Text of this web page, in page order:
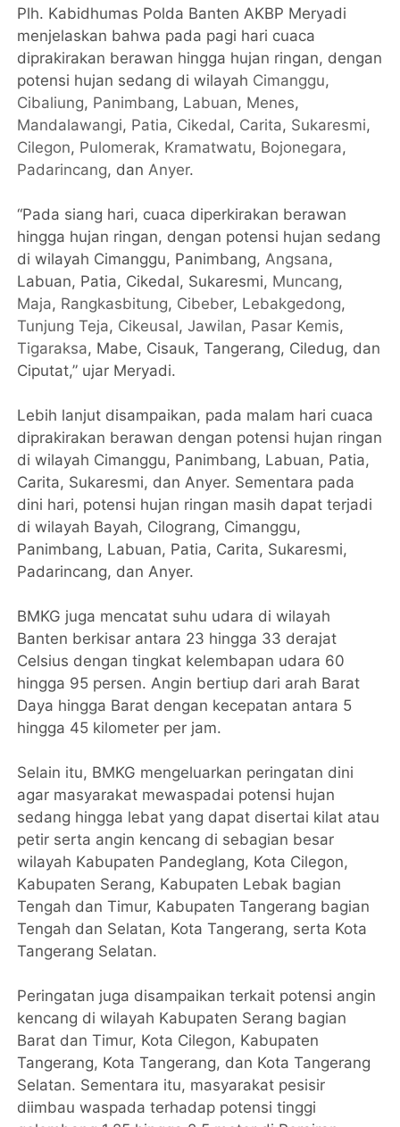
Plh. Kabidhumas Polda Banten AKBP Meryadi
menjelaskan bahwa pada pagi hari cuaca
diprakirakan berawan hingga hujan ringan, dengan
potensi hujan sedang di wilayah Cimanggu,
Cibaliung, Panimbang, Labuan, Menes,
Mandalawangi, Patia, Cikedal, Carita, Sukaresmi,
Cilegon, Pulomerak, Kramatwatu, Bojonegara,
Padarincang, dan Anyer.
“Pada siang hari, cuaca diperkirakan berawan
hingga hujan ringan, dengan potensi hujan sedang
di wilayah Cimanggu, Panimbang, Angsana,
Labuan, Patia, Cikedal, Sukaresmi, Muncang,
Maja, Rangkasbitung, Cibeber, Lebakgedong,
Tunjung Teja, Cikeusal,Jawilan, Pasar Kemis,
Tigaraksa, Mabe, Cisauk, Tangerang, Ciledug, dan
Ciputat,” ujar Meryadi.
Lebih lanjut disampaikan, pada malam hari cuaca
diprakirakan berawan dengan potensi hujan ringan
di wilayah Cimanggu, Panimbang, Labuan, Patia,
Carita, Sukaresmi, dan Anyer. Sementara pada
dini hari, potensi hujan ringan masih dapat terjadi
di wilayah Bayah, Cilograng, Cimanggu,
Panimbang, Labuan, Patia, Carita, Sukaresmi,
Padarincang, dan Anyer.
BMKG juga mencatat suhu udara di wilayah
Banten berkisar antara 23 hingga 33 derajat
Celsius dengan tingkat kelembapan udara 60
hingga 95 persen. Angin bertiup dari arah Barat
Daya hingga Barat dengan kecepatan antara 5
hingga 45 kilometer per jam.
Selain itu, BMKG mengeluarkan peringatan dini
agar masyarakat mewaspadai potensi hujan
sedang hingga lebat yang dapat disertai kilat atau
petir serta angin kencang di sebagian besar
wilayah Kabupaten Pandeglang, Kota Cilegon,
Kabupaten Serang, Kabupaten Lebak bagian
Tengah dan Timur, Kabupaten Tangerang bagian
Tengah dan Selatan, Kota Tangerang, serta Kota
Tangerang Selatan.
Peringatan juga disampaikan terkait potensi angin
kencang di wilayah Kabupaten Serang bagian
Barat dan Timur, Kota Cilegon, Kabupaten
Tangerang, Kota Tangerang, dan Kota Tangerang
Selatan. Sementara itu, masyarakat pesisir
diimbau waspada terhadap potensi tinggi